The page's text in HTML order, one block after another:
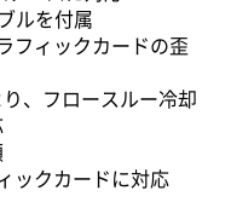
ルを付属
フィックカードの歪
、フロースルー冷却
ックカードに対応